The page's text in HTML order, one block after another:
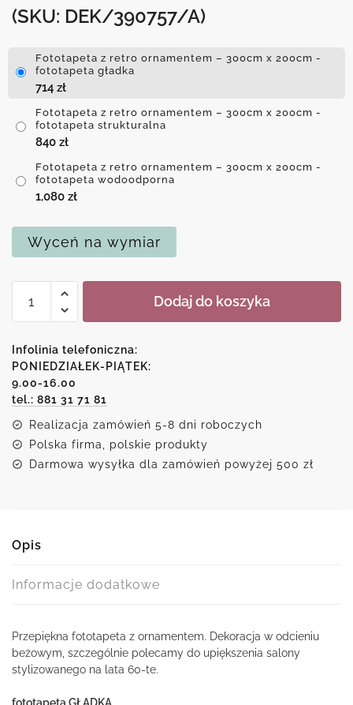
(SKU: DEK/390757/A)
Fototapeta z retro ornamentem – 300cm x 200cm -
fototapeta gładka
714 zł
Fototapeta z retro ornamentem – 300cm x 200cm -
fototapeta strukturalna
840 zł
Fototapeta z retro ornamentem – 300cm x 200cm -
fototapeta wodoodporna
1,080 zł
Wyceń na wymiar
Fototapeta
retro
ornamentem
Dodaj do koszyka
Infolinia telefoniczna:
PONIEDZIAŁEK-PIĄTEK:
9.00-16.00
tel.: 881 31 71 81
Realizacja zamówień 5-8 dni roboczych
Polska firma, polskie produkty
Darmowa wysyłka dla zamówień powyżej 500 zł
Opis
Informacje dodatkowe
Przepiękna fototapeta z ornamentem. Dekoracja w odcieniu
beżowym, szczególnie polecamy do upiększenia salony
stylizowanego na lata 60-te.